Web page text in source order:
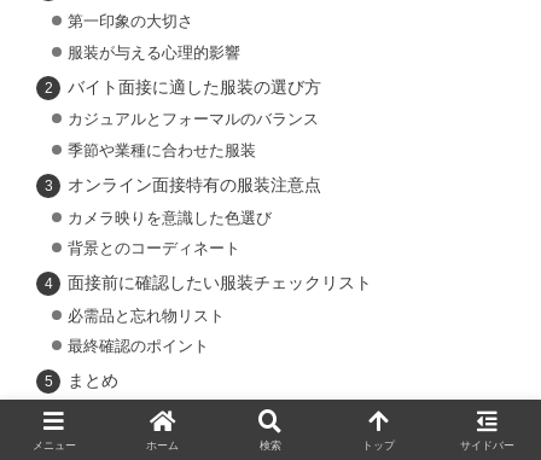
第一印象の大切さ
服装が与える心理的影響
バイト面接に適した服装の選び方
カジュアルとフォーマルのバランス
季節や業種に合わせた服装
オンライン面接特有の服装注意点
カメラ映りを意識した色選び
背景とのコーディネート
面接前に確認したい服装チェックリスト
必需品と忘れ物リスト
最終確認のポイント
まとめ
メニュー ホーム 検索 トップ サイドバー